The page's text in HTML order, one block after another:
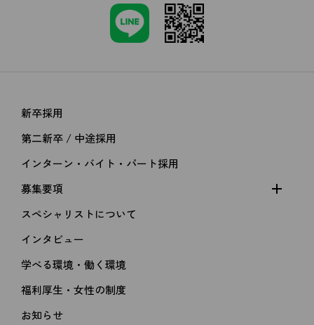
新卒採用
第二新卒 / 中途採用
インターン・バイト・パート採用
募集要項
スペシャリストについて
インタビュー
学べる環境・働く環境
福利厚生・女性の制度
お知らせ
kakimoto arms